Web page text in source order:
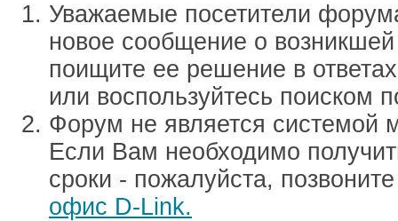
Уважаемые посетители
новое сообщение о
поищите ее решение в
или воспользуйтесь поиском
Форум не является системой
Если Вам необходимо
сроки - пожалуйста,
офис D-Link.